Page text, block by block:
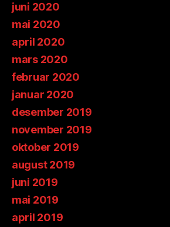
juni 2020
mai 2020
april 2020
mars 2020
februar 2020
januar 2020
desember 2019
november 2019
oktober 2019
august 2019
juni 2019
mai 2019
april 2019